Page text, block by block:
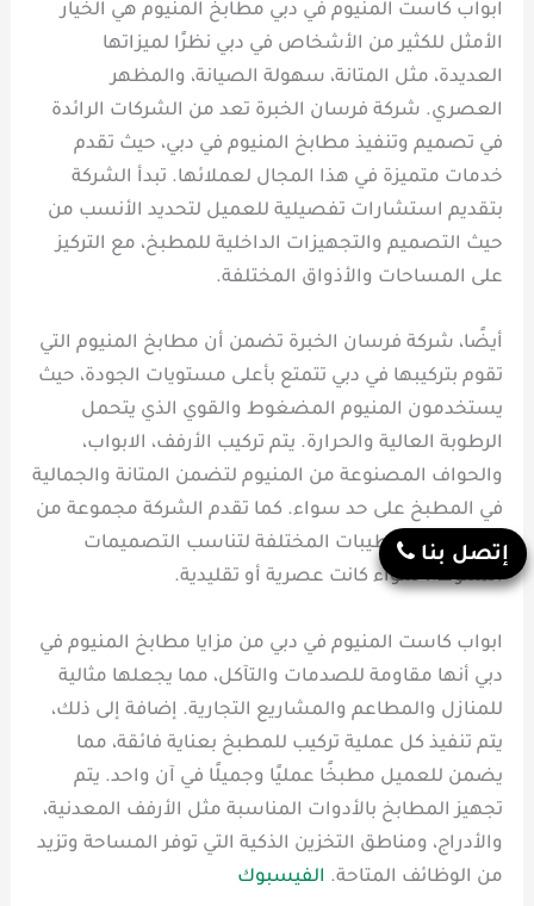
ابواب كاست المنيوم في دبي مطابخ المنيوم هي الخيار
الأمثل للكثير من الأشخاص في دبي نظرًا لميزاتها
العديدة، مثل المتانة، سهولة الصيانة، والمظهر
العصري. شركة فرسان الخبرة تعد من الشركات الرائدة
في تصميم وتنفيذ مطابخ المنيوم في دبي، حيث تقدم
خدمات متميزة في هذا المجال لعملائها. تبدأ الشركة
بتقديم استشارات تفصيلية للعميل لتحديد الأنسب من
حيث التصميم والتجهيزات الداخلية للمطبخ، مع التركيز
على المساحات والأذواق المختلفة.
أيضًا، شركة فرسان الخبرة تضمن أن مطابخ المنيوم التي
تقوم بتركيبها في دبي تتمتع بأعلى مستويات الجودة، حيث
يستخدمون المنيوم المضغوط والقوي الذي يتحمل
الرطوبة العالية والحرارة. يتم تركيب الأرفف، الابواب،
والحواف المصنوعة من المنيوم لتضمن المتانة والجمالية
في المطبخ على حد سواء. كما تقدم الشركة مجموعة من
الألوان والتشطيبات المختلفة لتناسب التصميمات
المتنوعة، سواء كانت عصرية أو تقليدية.
ابواب كاست المنيوم في دبي من مزايا مطابخ المنيوم في
دبي أنها مقاومة للصدمات والتآكل، مما يجعلها مثالية
للمنازل والمطاعم والمشاريع التجارية. إضافة إلى ذلك،
يتم تنفيذ كل عملية تركيب للمطبخ بعناية فائقة، مما
يضمن للعميل مطبخًا عمليًا وجميلًا في آن واحد. يتم
تجهيز المطابخ بالأدوات المناسبة مثل الأرفف المعدنية،
والأدراج، ومناطق التخزين الذكية التي توفر المساحة وتزيد
من الوظائف المتاحة. الفيسبوك
إتصل بنا